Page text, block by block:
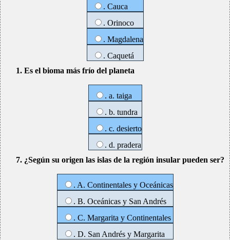
. Cauca
. Orinoco
. Magdalena
. Caquetá
1. Es el bioma más frío del planeta
. a. taiga
. b. tundra
. c. desierto
. d. pradera
7. ¿Según su origen las islas de la región insular pueden ser?
. A. Continentales y Oceánicas
. B. Oceánicas y San Andrés
. C. Margarita y Continentales
. D. San Andrés y Margarita